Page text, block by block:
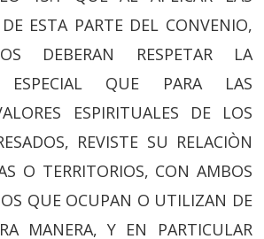
ESTA PARTE DEL CONVENIO,
DEBERAN RESPETAR LA
ESPECIAL QUE PARA LAS
ESPIRITUALES DE LOS
REVISTE SU RELACIÒN
O TERRITORIOS, CON AMBOS
QUE OCUPAN O UTILIZAN DE
MANERA, Y EN PARTICULAR